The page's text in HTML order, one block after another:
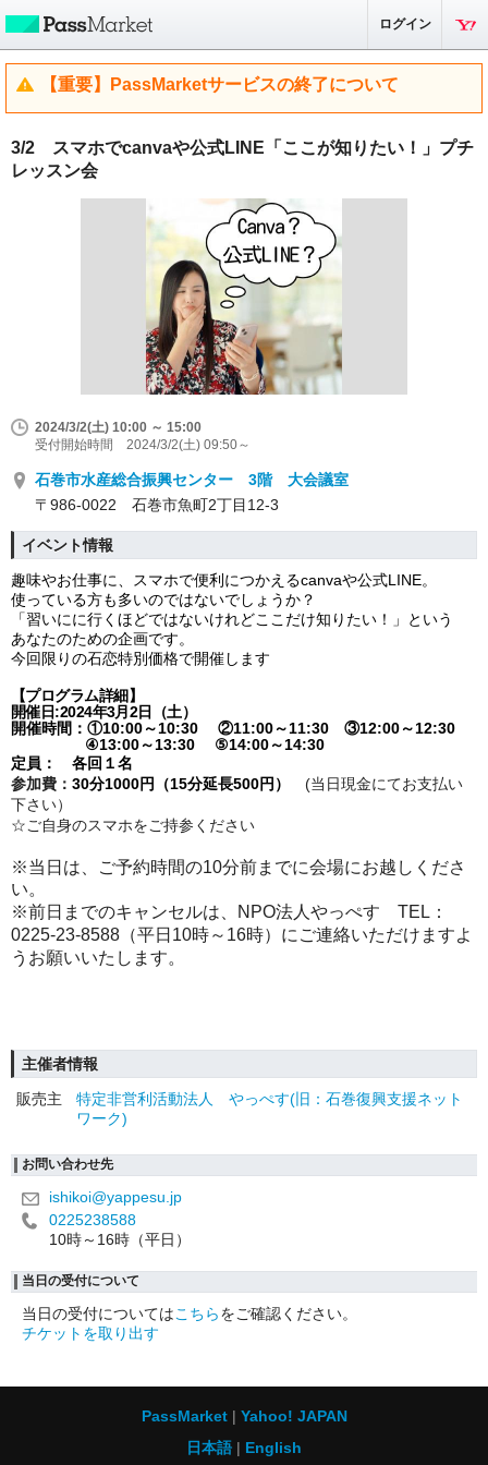
ログイン
【重要】PassMarketサービスの終了について
3/2 スマホでcanvaや公式LINE「ここが知りたい！」プチ
レッスン会
2024/3/2(土) 10:00 ～ 15:00
受付開始時間 2024/3/2(土) 09:50～
石巻市水産総合振興センター 3階 大会議室
〒986-0022 石巻市魚町2丁目12-3
イベント情報
趣味やお仕事に、スマホで便利につかえるcanvaや公式LINE。
使っている方も多いのではないでしょうか？
「習いにに行くほどではないけれどここだけ知りたい！」という
あなたのための企画です。
今回限りの石恋特別価格で開催します
【プログラム詳細】
開催日:2024年3月2日（土）
開催時間： ①10:00～10:30 ②11:00～11:30 ③12:00～12:30
④13:00～13:30
⑤14:00～14:30
定員： 各回１名
参加費： 30分1000円（15分延長500円 ） (当日現金にてお支払い
下さい）
☆ご自身のスマホをご持参ください
※当日は、ご予約時間の10分前までに会場にお越しくださ
い。
※前日までのキャンセルは、NPO法人やっぺす TEL：
0225-23-8588（平日10時～16時）にご連絡いただけますよ
うお願いいたします。
主催者情報
販売主
特定非営利活動法人 やっぺす(旧：石巻復興支援ネット
ワーク)
お問い合わせ先
ishikoi@yappesu.jp
0225238588
10時～16時（平日）
当日の受付について
当日の受付についてはこちらをご確認ください。
チケットを取り出す
PassMarket
Yahoo! JAPAN
日本語
English